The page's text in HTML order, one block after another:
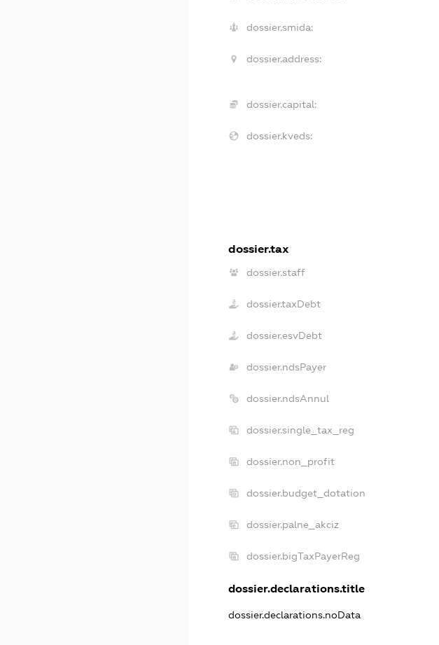
dossier.smida:
dossier.address:
dossier.capital:
dossier.kveds:
dossier.tax
dossier.staff
dossier.taxDebt
dossier.esvDebt
dossier.ndsPayer
dossier.ndsAnnul
dossier.single_tax_reg
dossier.non_profit
dossier.budget_dotation
dossier.palne_akciz
dossier.bigTaxPayerReg
dossier.declarations.title
dossier.declarations.noData